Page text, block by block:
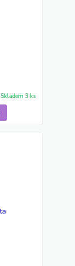
Skladem 3 ks